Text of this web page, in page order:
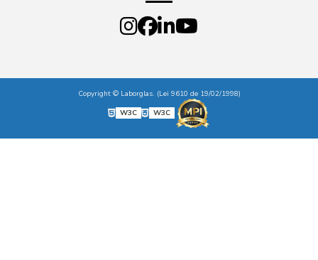
Copyright © Laborglas. (Lei 9610 de 19/02/1998)
W3C
W3C